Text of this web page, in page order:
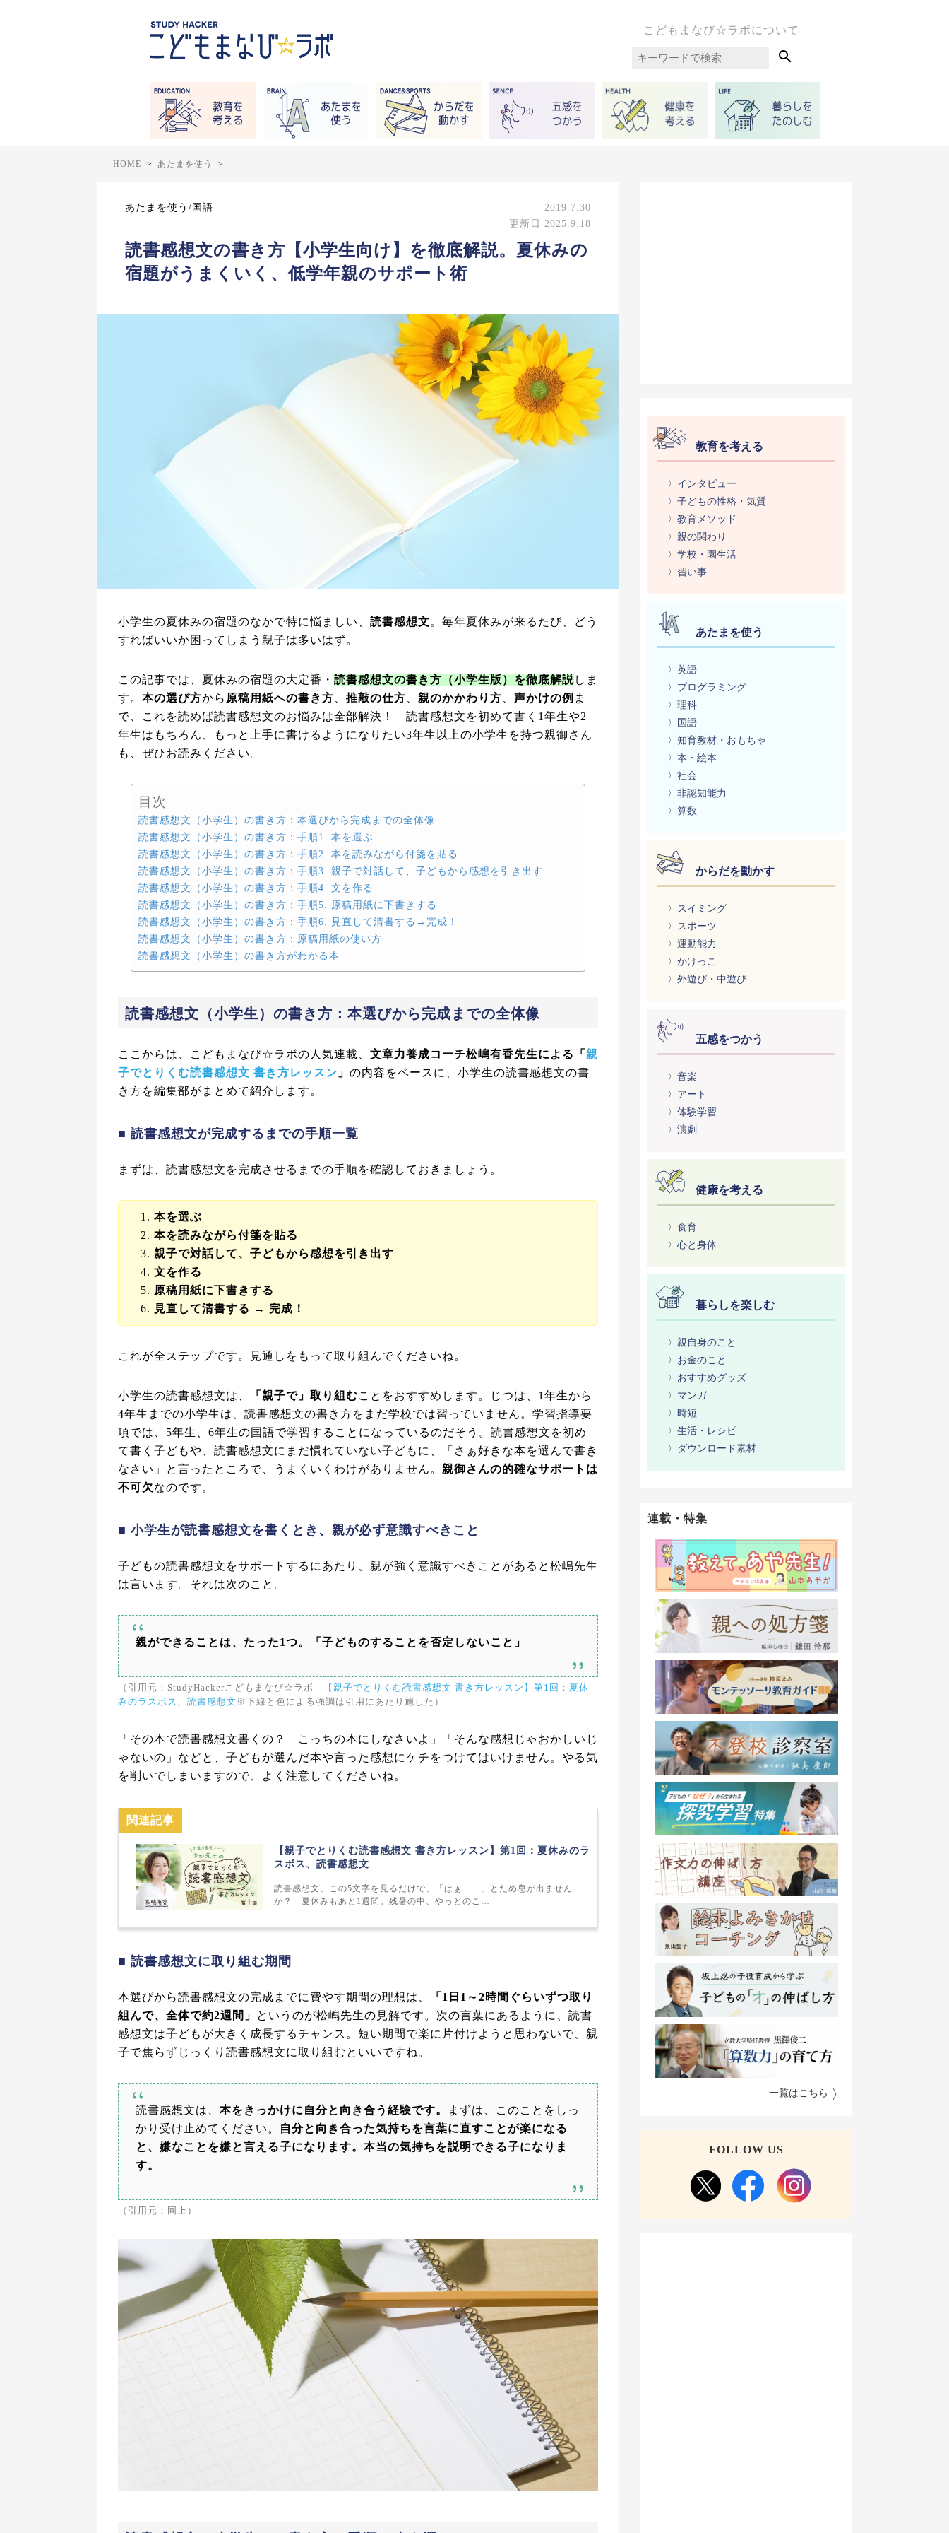
こどもまなび☆ラボについて

HOME > あたまを使う >
あたまを使う/国語
2019.7.30
更新日 2025.9.18
読書感想文の書き方【小学生向け】を徹底解説。夏休みの
宿題がうまくいく、低学年親のサポート術
小学生の夏休みの宿題のなかで特に悩ましい、 読書感想文。毎年夏休みが来るたび、どう
すればいいか困ってしまう親子は多いはず。
この記事では、夏休みの宿題の大定番・ 読書感想文の書き方（小学生版）を徹底解説しま
す。 本の選び方から 原稿用紙への書き方 推敲の仕方 親のかかわり方 声かけの例 ま
で、これを読めば読書感想文のお悩みは全部解決！ 読書感想文を初めて書く1年生や2
年生はもちろん、もっと上手に書けるようになりたい3年生以上の小学生を持つ親御さん
も、ぜひお読みください。
目次
読書感想文（小学生）の書き方：本選びから完成までの全体像
読書感想文（小学生）の書き方：手順1. 本を選ぶ
読書感想文（小学生）の書き方：手順2. 本を読みながら付箋を貼る
読書感想文（小学生）の書き方：手順3. 親子で対話して、子どもから感想を引き出す
読書感想文（小学生）の書き方：手順4. 文を作る
読書感想文（小学生）の書き方：手順5. 原稿用紙に下書きする
読書感想文（小学生）の書き方：手順6. 見直して清書する→完成！
読書感想文（小学生）の書き方：原稿用紙の使い方
読書感想文（小学生）の書き方がわかる本
読書感想文（小学生）の書き方：本選びから完成までの全体像
ここからは、こどもまなび☆ラボの人気連載、 文章力養成コーチ松嶋有香先生による「 親
子でとりくむ読書感想文 書き方レッスン 」 の内容をベースに、小学生の読書感想文の書
き方を編集部がまとめて紹介します。
■ 読書感想文が完成するまでの手順一覧
まずは、読書感想文を完成させるまでの手順を確認しておきましょう。
本を選ぶ
本を読みながら付箋を貼る
親子で対話して、子どもから感想を引き出す
文を作る
原稿用紙に下書きする
見直して清書する → 完成！
これが全ステップです。見通しをもって取り組んでくださいね。
小学生の読書感想文は、 「親子で」取り組むことをおすすめします。じつは、1年生から
4年生までの小学生は、読書感想文の書き方をまだ学校では習っていません。学習指導要
項では、5年生、6年生の国語で学習することになっているのだそう。読書感想文を初め
て書く子どもや、読書感想文にまだ慣れていない子どもに、「さぁ好きな本を選んで書き
なさい」と言ったところで、うまくいくわけがありません。 親御さんの的確なサポートは
不可欠なのです。
■ 小学生が読書感想文を書くとき、親が必ず意識すべきこと
子どもの読書感想文をサポートするにあたり、親が強く意識すべきことがあると松嶋先生
は言います。それは次のこと。
親ができることは、たった1つ。「子どものすることを否定しないこと」
（引用元：StudyHackerこどもまなび☆ラボ｜
【親子でとりくむ読書感想文 書き方レッスン】第1回：夏休
みのラスボス、読書感想文 ※下線と色による強調は引用にあたり施した）
「その本で読書感想文書くの？ こっちの本にしなさいよ」「そんな感想じゃおかしいじ
ゃないの」などと、子どもが選んだ本や言った感想にケチをつけてはいけません。やる気
を削いでしまいますので、よく注意してくださいね。
関連記事
【親子でとりくむ読書感想文 書き方レッスン】第1回：夏休みのラ
スボス、読書感想文
読書感想文。この5文字を見るだけで、「はぁ……」とため息が出ません
か？ 夏休みもあと1週間。残暑の中、やっとのこ…
■ 読書感想文に取り組む期間
本選びから読書感想文の完成までに費やす期間の理想は、
「1日1～2時間ぐらいずつ取り
組んで、全体で約2週間」
というのが松嶋先生の見解です。次の言葉にあるように、読書
感想文は子どもが大きく成長するチャンス。短い期間で楽に片付けようと思わないで、親
子で焦らずじっくり読書感想文に取り組むといいですね。
読書感想文は、 本をきっかけに自分と向き合う経験です。
まずは、このことをしっ
かり受け止めてください。
自分と向き合った気持ちを言葉に直すことが楽になる
と、嫌なことを嫌と言える子になります。本当の気持ちを説明できる子になりま
す。
（引用元：同上）
教育を考える
〉インタビュー
〉子どもの性格・気質
〉教育メソッド
〉親の関わり
〉学校・園生活
〉習い事
あたまを使う
〉英語
〉プログラミング
〉理科
〉国語
〉知育教材・おもちゃ
〉本・絵本
〉社会
〉非認知能力
〉算数
からだを動かす
〉スイミング
〉スポーツ
〉運動能力
〉かけっこ
〉外遊び・中遊び
五感をつかう
〉音楽
〉アート
〉体験学習
〉演劇
健康を考える
〉食育
〉心と身体
暮らしを楽しむ
〉親自身のこと
〉お金のこと
〉おすすめグッズ
〉マンガ
〉時短
〉生活・レシピ
〉ダウンロード素材
連載・特集
一覧はこちら
FOLLOW US